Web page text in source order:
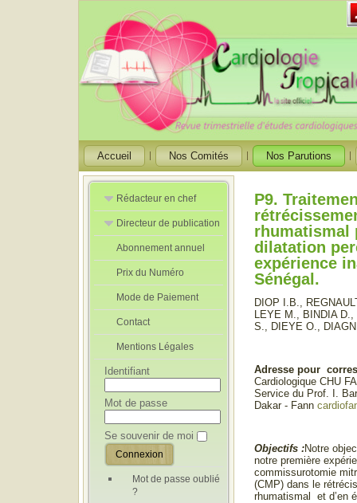
Accueil Nos Comités Nos Parutions
Rédacteur en chef
Rédacteurs en
Chef Adjoint
Directeur de publication
Directeur de
publication
adjoint
Abonnement annuel
Prix du Numéro
Mode de Paiement
Contact
Mentions Légales
Identifiant
Mot de passe
Se souvenir de moi
Mot de passe oublié
?
P9.
rhumatismal
dilatation
expérience
Sénégal.
DIOP I.B.,
LEYE M., BINDIA
S., DIEYE O.,
Adresse pour
Cardiologique CHU
Service du Prof. I.
Dakar - Fann
Objectifs :Notre
notre première
commissurotomie
(CMP) dans le
rhumatismal et d’en